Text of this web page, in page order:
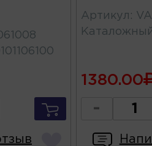
Артикул :
1380.00
-